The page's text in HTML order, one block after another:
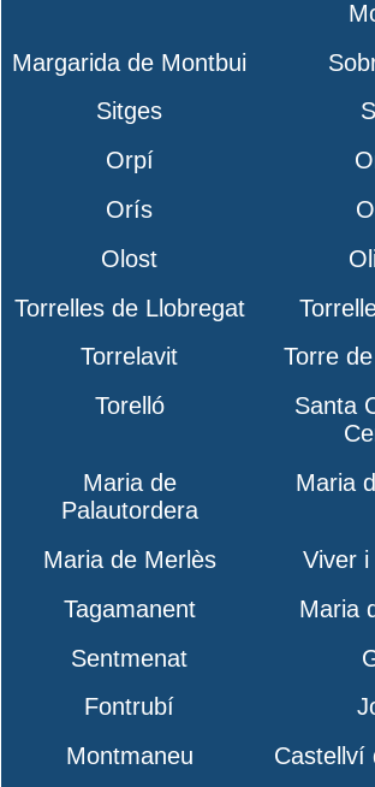
Margarida de Montbui
Sitges
Orpí
Orís
Olost
Torrelles de Llobregat
Torrelavit
Torre
Torelló
Santa
Maria de
Palautordera
Maria
Maria de Merlès
Viver
Tagamanent
Maria
Sentmenat
Fontrubí
Montmaneu
Castellví